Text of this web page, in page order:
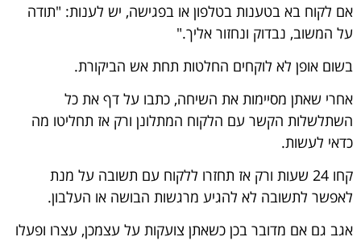
אם לקוח בא בטענות בטלפון או בפגישה, יש לענות: "תודה
על המשוב, נבדוק ונחזור אליך."
בשום אופן לא לוקחים החלטות תחת אש הביקורת.
אחרי שאתן מסיימות את השיחה, כתבו על דף את כל
השתלשלות הקשר עם הלקוח המתלונן ורק אז תחליטו מה
כדאי לעשות.
קחו 24 שעות ורק אז תחזרו ללקוח עם תשובה על מנת
לאפשר לתשובה לא להגיע מרגשות הבושה או העלבון.
אגב גם אם מדובר בכן כשאתן צועקות על עצמכן, עצרו ופעלו